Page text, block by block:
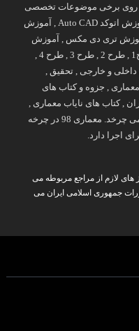
کنیم. در حال حاظر طیف فعالیت معمار 98 روی برخی موضوعات تخصصی
چون آموزش معماری ( آموزش Revit , آموزش اتوکد Auto CAD , آموزش
تری دی مکس , آموزش
داخلی و خارجی , تحقیق ,
معماری , جزوه و کتاب های
, کتاب های نایاب معماری ,
بهترین کتاب های معماری و عمران ) و .... می چرخد. معماری 98 در چرخه
اجرا دارد.
لازم از مراجع مربوطه می
جمهوری اسلامی ایران می